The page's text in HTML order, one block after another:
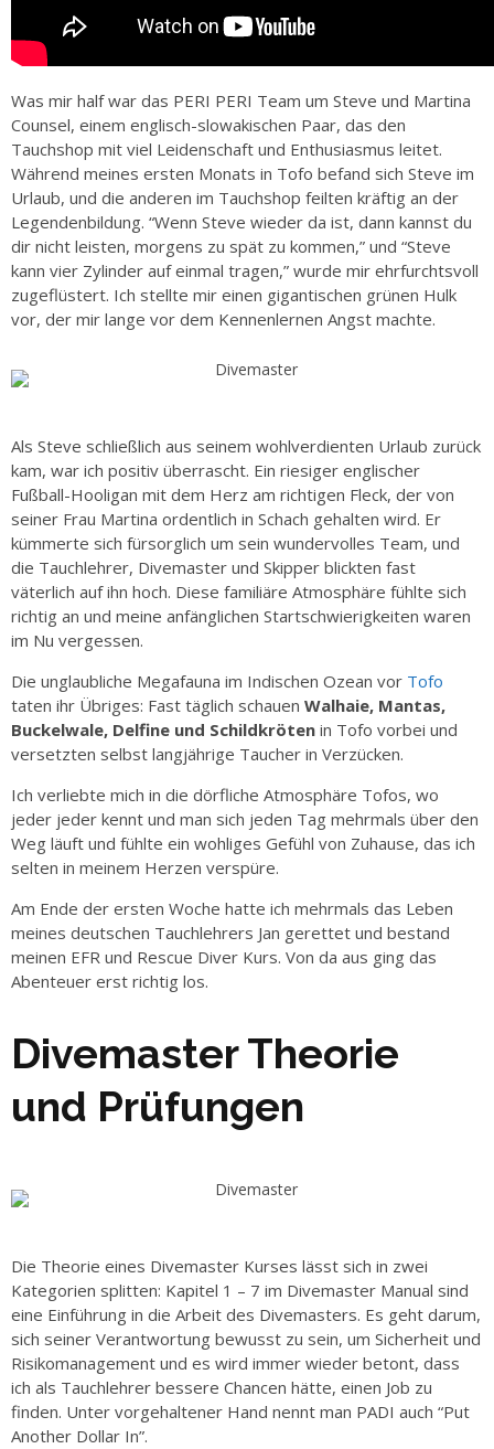
Was mir half war das PERI PERI Team um Steve und Martina
Counsel, einem englisch-slowakischen Paar, das den
Tauchshop mit viel Leidenschaft und Enthusiasmus leitet.
Während meines ersten Monats in Tofo befand sich Steve im
Urlaub, und die anderen im Tauchshop feilten kräftig an der
Legendenbildung. “Wenn Steve wieder da ist, dann kannst du
dir nicht leisten, morgens zu spät zu kommen,” und “Steve
kann vier Zylinder auf einmal tragen,” wurde mir ehrfurchtsvoll
zugeflüstert. Ich stellte mir einen gigantischen grünen Hulk
vor, der mir lange vor dem Kennenlernen Angst machte.
Als Steve schließlich aus seinem wohlverdienten Urlaub zurück
kam, war ich positiv überrascht. Ein riesiger englischer
Fußball-Hooligan mit dem Herz am richtigen Fleck, der von
seiner Frau Martina ordentlich in Schach gehalten wird. Er
kümmerte sich fürsorglich um sein wundervolles Team, und
die Tauchlehrer, Divemaster und Skipper blickten fast
väterlich auf ihn hoch. Diese familiäre Atmosphäre fühlte sich
richtig an und meine anfänglichen Startschwierigkeiten waren
im Nu vergessen.
Die unglaubliche Megafauna im Indischen Ozean vor Tofo
taten ihr Übriges: Fast täglich schauen Walhaie, Mantas,
Buckelwale, Delfine und Schildkröten in Tofo vorbei und
versetzten selbst langjährige Taucher in Verzücken.
Ich verliebte mich in die dörfliche Atmosphäre Tofos, wo
jeder jeder kennt und man sich jeden Tag mehrmals über den
Weg läuft und fühlte ein wohliges Gefühl von Zuhause, das ich
selten in meinem Herzen verspüre.
Am Ende der ersten Woche hatte ich mehrmals das Leben
meines deutschen Tauchlehrers Jan gerettet und bestand
meinen EFR und Rescue Diver Kurs. Von da aus ging das
Abenteuer erst richtig los.
Divemaster Theorie
und Prüfungen
Die Theorie eines Divemaster Kurses lässt sich in zwei
Kategorien splitten: Kapitel 1 – 7 im Divemaster Manual sind
eine Einführung in die Arbeit des Divemasters. Es geht darum,
sich seiner Verantwortung bewusst zu sein, um Sicherheit und
Risikomanagement und es wird immer wieder betont, dass
ich als Tauchlehrer bessere Chancen hätte, einen Job zu
finden. Unter vorgehaltener Hand nennt man PADI auch “Put
Another Dollar In”.